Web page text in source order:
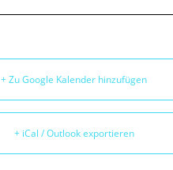
+ Zu Google Kalender hinzufügen
+ iCal / Outlook exportieren